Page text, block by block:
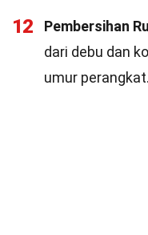
12 Pembersihan
dari debu dan
umur perangkat.